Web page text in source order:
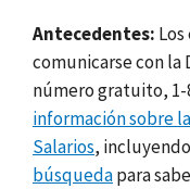
Antecedentes:
comunicarse con la
número gratuito, 1-
información sobre
Salarios,
búsquedapara